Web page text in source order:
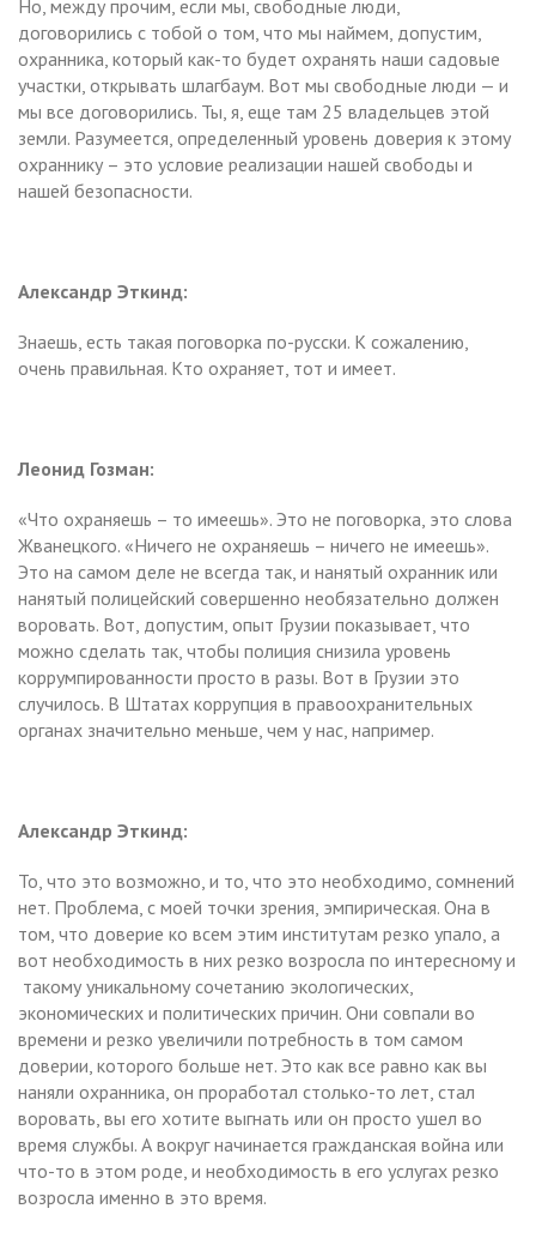
Но, между прочим, если мы, свободные люди,
договорились с тобой о том, что мы наймем, допустим,
охранника, который как-то будет охранять наши садовые
участки, открывать шлагбаум. Вот мы свободные люди — и
мы все договорились. Ты, я, еще там 25 владельцев этой
земли. Разумеется, определенный уровень доверия к этому
охраннику – это условие реализации нашей свободы и
нашей безопасности.
Александр Эткинд:
Знаешь, есть такая поговорка по-русски. К сожалению,
очень правильная. Кто охраняет, тот и имеет.
Леонид Гозман:
«Что охраняешь – то имеешь». Это не поговорка, это слова
Жванецкого. «Ничего не охраняешь – ничего не имеешь».
Это на самом деле не всегда так, и нанятый охранник или
нанятый полицейский совершенно необязательно должен
воровать. Вот, допустим, опыт Грузии показывает, что
можно сделать так, чтобы полиция снизила уровень
коррумпированности просто в разы. Вот в Грузии это
случилось. В Штатах коррупция в правоохранительных
органах значительно меньше, чем у нас, например.
Александр Эткинд:
То, что это возможно, и то, что это необходимо, сомнений
нет. Проблема, с моей точки зрения, эмпирическая. Она в
том, что доверие ко всем этим институтам резко упало, а
вот необходимость в них резко возросла по интересному и
такому уникальному сочетанию экологических,
экономических и политических причин. Они совпали во
времени и резко увеличили потребность в том самом
доверии, которого больше нет. Это как все равно как вы
наняли охранника, он проработал столько-то лет, стал
воровать, вы его хотите выгнать или он просто ушел во
время службы. А вокруг начинается гражданская война или
что-то в этом роде, и необходимость в его услугах резко
возросла именно в это время.